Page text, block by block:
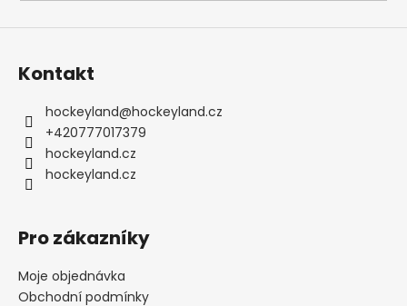
Kontakt
hockeyland@hockeyland.cz
+420777017379
hockeyland.cz
hockeyland.cz
Pro zákazníky
Moje objednávka
Obchodní podmínky